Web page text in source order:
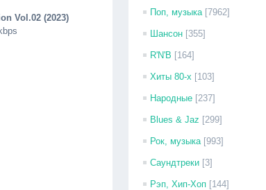
Vol.02 (2023)
Поп, музыка [7962]
Шансон [355]
R'N'B [164]
Хиты 80-х [103]
Народные [237]
Blues & Jaz [299]
Рок, музыка [993]
Саундтреки [3]
Рэп, Хип-Хоп [144]